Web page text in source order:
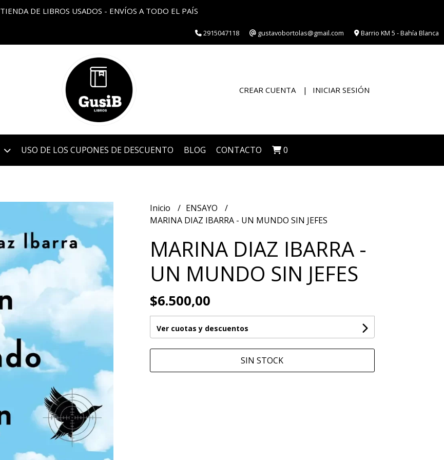
TIENDA DE LIBROS USADOS - ENVÍOS A TODO EL PAÍS
2915047118 gustavobortolas@gmail.com Barrio KM 5 - Bahía Blanca
CREAR CUENTA INICIAR SESIÓN
USO DE LOS CUPONES DE DESCUENTO BLOG CONTACTO 0
Inicio
ENSAYO
MARINA DIAZ IBARRA - UN MUNDO SIN JEFES
MARINA DIAZ IBARRA -
UN MUNDO SIN JEFES
$6.500,00
Ver cuotas y descuentos
SIN STOCK